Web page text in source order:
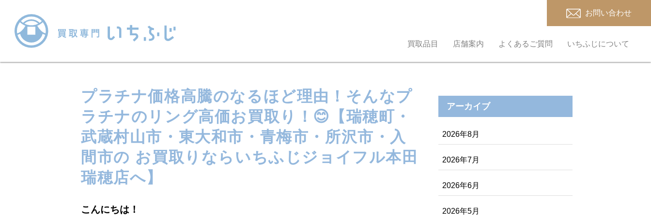
お問い合わせ
買取品目 店舗案内 よくあるご質問 いちふじについて
プラチナ価格高騰のなるほど理由！そんなプ
ラチナのリング高価お買取り！😊【瑞穂町・
武蔵村山市・東大和市・青梅市・所沢市・入
間市の お買取りならいちふじジョイフル本田
瑞穂店へ】
こんにちは！
アーカイブ
2026年8月
2026年7月
2026年6月
2026年5月